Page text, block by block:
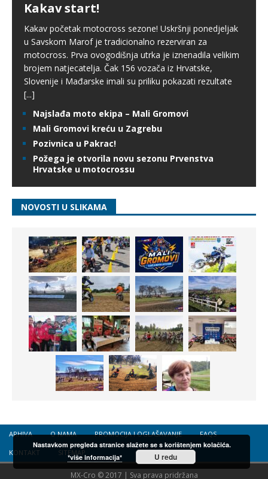
Kakav start!
Kakav početak motocross sezone! Uskršnji ponedjeljak
u Savskom Marof je tradicionalno rezerviran za
motocross. Prva ovogodišnja utrka je iznenadila velikim
brojem natjecatelja. Čak 156 vozača iz Hrvatske,
Slovenije i Mađarske imali su priliku pokazati rezultate
[...]
Najslađa moto ekipa – Mali Gromovi
Mali Gromovi kreću u Zagrebu
Pozivnica u Pakrac!
Požega je otvorila novu sezonu Prvenstva
Hrvatske u motocrossu
NOVOSTI U SLIKAMA
ARHIVA O NAMA PROMOCIJA I OGLAŠAVANJE FAQS
KONTAKT SITEMAP
MX-Cro © 2017 | Sva prava pridržana
Nastavkom pregleda stranice slažete se s korištenjem kolačića.
*više informacija*
U redu